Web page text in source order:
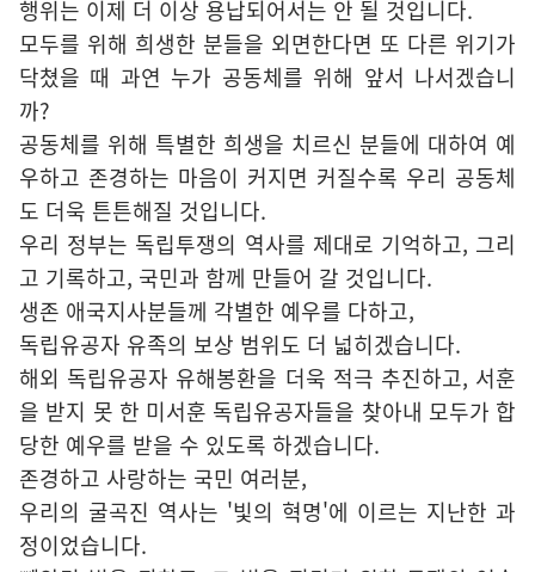
행위는 이제 더 이상 용납되어서는 안 될 것입니다.
모두를 위해 희생한 분들을 외면한다면 또 다른 위기가
닥쳤을 때 과연 누가 공동체를 위해 앞서 나서겠습니
까?
공동체를 위해 특별한 희생을 치르신 분들에 대하여 예
우하고 존경하는 마음이 커지면 커질수록 우리 공동체
도 더욱 튼튼해질 것입니다.
우리 정부는 독립투쟁의 역사를 제대로 기억하고, 그리
고 기록하고, 국민과 함께 만들어 갈 것입니다.
생존 애국지사분들께 각별한 예우를 다하고,
독립유공자 유족의 보상 범위도 더 넓히겠습니다.
해외 독립유공자 유해봉환을 더욱 적극 추진하고, 서훈
을 받지 못 한 미서훈 독립유공자들을 찾아내 모두가 합
당한 예우를 받을 수 있도록 하겠습니다.
존경하고 사랑하는 국민 여러분,
우리의 굴곡진 역사는 '빛의 혁명'에 이르는 지난한 과
정이었습니다.